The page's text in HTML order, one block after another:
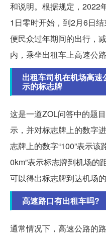
和说明。根据规定，2022
1日零时开始，到2月6日
便民众过年期间的出行，
内，乘坐出租车上高速公路
出租车司机在机场高
示的标志牌
这是一道ZOL问答中的题
示，并对标志牌上的数字
志牌上的数字“100”表示该
0km”表示标志牌到机场的
可以得出标志牌到达机场
高速路口有出租车吗?
通常情况下，高速公路的